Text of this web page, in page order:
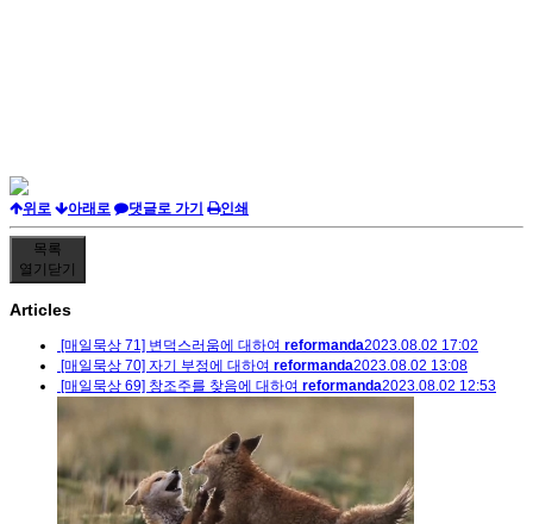
위로 아래로 댓글로 가기 인쇄
목록
열기 닫기
Articles
[매일묵상 71] 변덕스러움에 대하여 reformanda2023.08.02 17:02
[매일묵상 70] 자기 부정에 대하여 reformanda2023.08.02 13:08
[매일묵상 69] 창조주를 찾음에 대하여 reformanda2023.08.02 12:53